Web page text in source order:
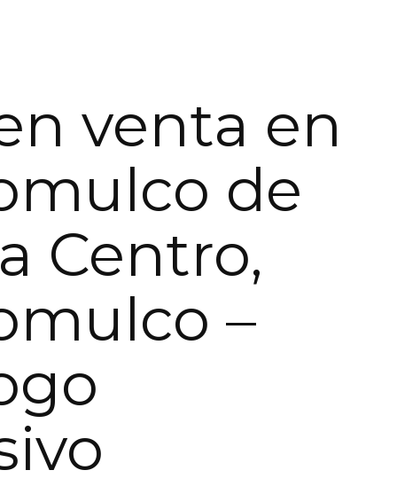
venta en
de
Centro,
–